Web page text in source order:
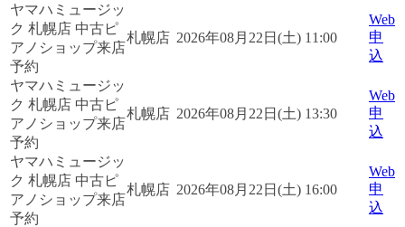
ヤマハミュージッ
ク 札幌店 中古ピ
アノショップ来店
予約
札幌店 2026年08月22日(土) 11:00
Web
申
込
ヤマハミュージッ
ク 札幌店 中古ピ
アノショップ来店
予約
札幌店 2026年08月22日(土) 13:30
Web
申
込
ヤマハミュージッ
ク 札幌店 中古ピ
アノショップ来店
予約
札幌店 2026年08月22日(土) 16:00
Web
申
込